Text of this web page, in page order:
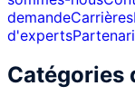
demandeCarrières
d'experts
Catégories